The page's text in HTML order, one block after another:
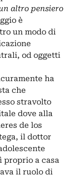
altro pensiero
è
un modo di
od oggetti
ha
che
stravolto
dove alla
de los
il dottor
proprio a casa
il ruolo di